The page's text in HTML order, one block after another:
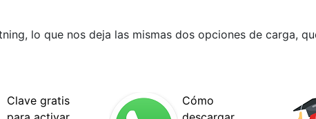
lo que nos deja las mismas dos opciones de carga,